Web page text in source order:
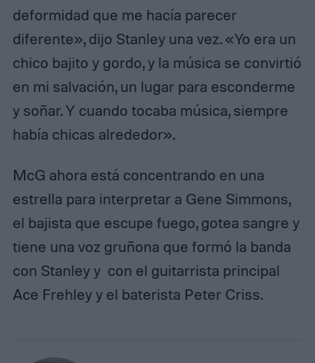
deformidad que me hacía parecer
diferente», dijo Stanley una vez. «Yo era un
chico bajito y gordo, y la música se convirtió
en mi salvación, un lugar para esconderme
y soñar. Y cuando tocaba música, siempre
había chicas alrededor».
McG ahora está concentrando en una
estrella para interpretar a Gene Simmons,
el bajista que escupe fuego, gotea sangre y
tiene una voz gruñona que formó la banda
con Stanley y con el guitarrista principal
Ace Frehley y el baterista Peter Criss.